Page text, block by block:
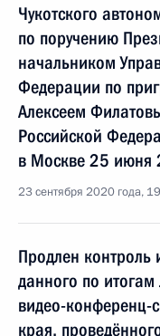
Чукотского
по поручению
начальником
Федерации по
Алексеем
Российской
в Москве 25 июня
23 сентября 2020 года,
Продлен контроль
данного по
видео-конференц-
края,